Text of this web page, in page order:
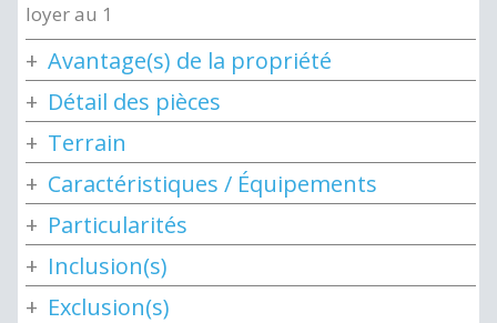
loyer au 1
Avantage(s) de la propriété
Détail des pièces
Terrain
Caractéristiques / Équipements
Particularités
Inclusion(s)
Exclusion(s)